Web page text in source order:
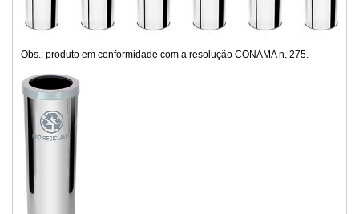
Obs.: produto em conformidade com a resolução CONAMA n. 275.